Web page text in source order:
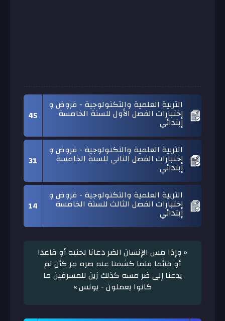
التربية العلمية والتكنولوجية - فروض و
إختبارات الفصل الأول للسنة الخامسة
إبتدائي 45
التربية العلمية والتكنولوجية - فروض و
إختبارات الفصل الثاني للسنة الخامسة
إبتدائي 31
التربية العلمية والتكنولوجية - فروض و
إختبارات الفصل الثالث للسنة الخامسة
إبتدائي 14
« وإذا مس الإنسان الضر دعانا لجنبه أو قاعدا
أو قآئما فلما كشفنا عنه ضره مر كأن لم
يدعنا إلى ضر مسه كذلك زين للمسرفين ما
كانوا يعملون - يونس »